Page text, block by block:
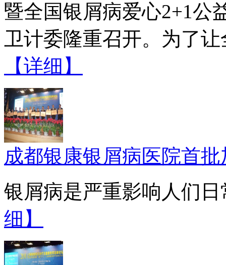
暨全国银屑病爱心2+1公
卫计委隆重召开。为了
【详细】
成都银康银屑病医院首
银屑病是严重影响人们
细】